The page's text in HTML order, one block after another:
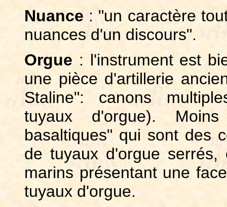
Nuance : "un caractère
nuances d'un discours".
Orgue : l'instrument est
une pièce d'artillerie
Staline": canons
tuyaux d'orgue).
basaltiques" qui sont des
de tuyaux d'orgue
marins présentant une
tuyaux d'orgue.